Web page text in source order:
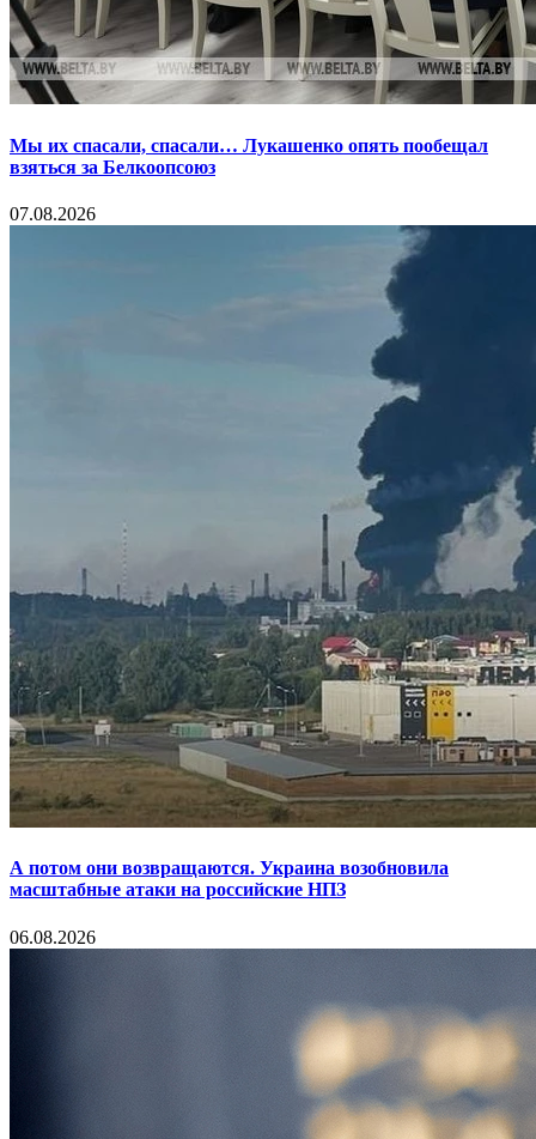
Мы их спасали, спасали… Лукашенко опять пообещал
взяться за Белкоопсоюз
07.08.2026
А потом они возвращаются. Украина возобновила
масштабные атаки на российские НПЗ
06.08.2026